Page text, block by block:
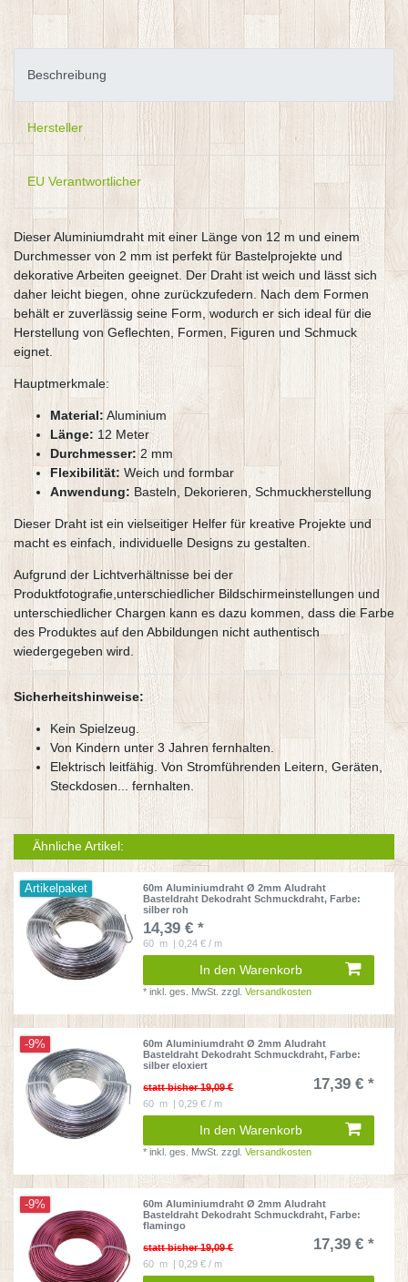
Beschreibung
Hersteller
EU Verantwortlicher
Dieser Aluminiumdraht mit einer Länge von 12 m und einem
Durchmesser von 2 mm ist perfekt für Bastelprojekte und
dekorative Arbeiten geeignet. Der Draht ist weich und lässt sich
daher leicht biegen, ohne zurückzufedern. Nach dem Formen
behält er zuverlässig seine Form, wodurch er sich ideal für die
Herstellung von Geflechten, Formen, Figuren und Schmuck
eignet.
Hauptmerkmale:
Material: Aluminium
Länge: 12 Meter
Durchmesser:2 mm
Flexibilität: Weich und formbar
Anwendung: Basteln, Dekorieren, Schmuckherstellung
Dieser Draht ist ein vielseitiger Helfer für kreative Projekte und
macht es einfach, individuelle Designs zu gestalten.
Aufgrund der Lichtverhältnisse bei der
Produktfotografie,unterschiedlicher Bildschirmeinstellungen und
unterschiedlicher Chargen kann es dazu kommen, dass die Farbe
des Produktes auf den Abbildungen nicht authentisch
wiedergegeben wird.
Sicherheitshinweise:
Kein Spielzeug.
Von Kindern unter 3 Jahren fernhalten.
Elektrisch leitfähig. Von Stromführenden Leitern, Geräten,
Steckdosen... fernhalten.
Ähnliche Artikel:
Artikelpaket
60m Aluminiumdraht Ø 2mm Aludraht
Basteldraht Dekodraht Schmuckdraht, Farbe:
silber roh
14,39 € *
60 m | 0,24 € / m
In den Warenkorb
*inkl. ges. MwSt. zzgl.Versandkosten
-9%
60m Aluminiumdraht Ø 2mm Aludraht
Basteldraht Dekodraht Schmuckdraht, Farbe:
silber eloxiert
statt bisher 19,09 €
17,39 € *
60 m | 0,29 € / m
In den Warenkorb
*inkl. ges. MwSt. zzgl.Versandkosten
-9%
60m Aluminiumdraht Ø 2mm Aludraht
Basteldraht Dekodraht Schmuckdraht, Farbe:
flamingo
statt bisher 19,09 €
17,39 € *
60 m | 0,29 € / m